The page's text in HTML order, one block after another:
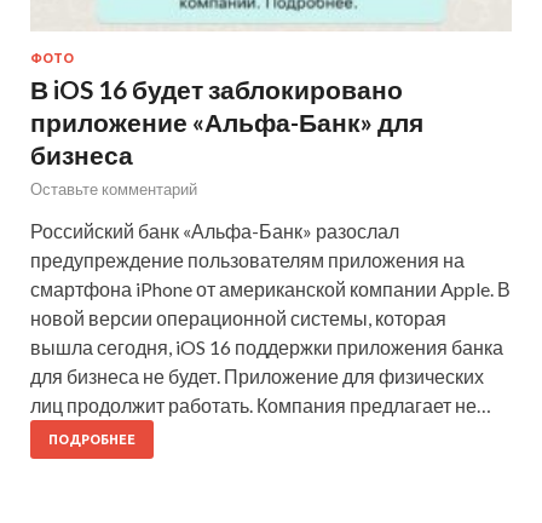
ФОТО
В iOS 16 будет заблокировано
приложение «Альфа-Банк» для
бизнеса
Оставьте комментарий
Российский банк «Альфа-Банк» разослал
предупреждение пользователям приложения на
смартфона iPhone от американской компании Apple. В
новой версии операционной системы, которая
вышла сегодня, iOS 16 поддержки приложения банка
для бизнеса не будет. Приложение для физических
лиц продолжит работать. Компания предлагает не…
ПОДРОБНЕЕ